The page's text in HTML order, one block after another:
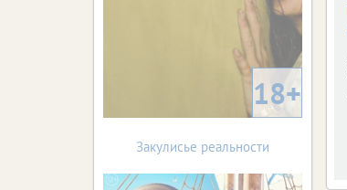
18+
Закулисье реальности